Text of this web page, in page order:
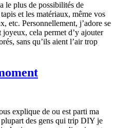
le plus de possibilités de
et les matériaux, même vos
etc. Personnellement, j’adore se
joyeux, cela permet d’y ajouter
sans qu’ils aient l’air trop
explique de ou est parti ma
des gens qui trip DIY je